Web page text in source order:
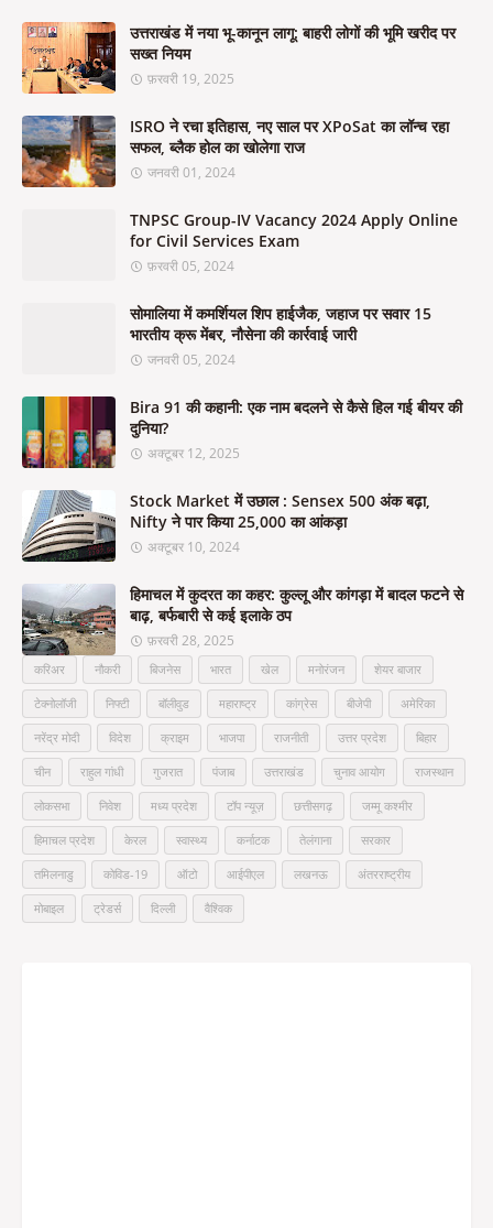
उत्तराखंड में नया भू-कानून लागू: बाहरी लोगों की भूमि खरीद पर
सख्त नियम
फ़रवरी 19, 2025
ISRO ने रचा इतिहास, नए साल पर XPoSat का लॉन्च रहा
सफल, ब्लैक होल का खोलेगा राज
जनवरी 01, 2024
TNPSC Group-IV Vacancy 2024 Apply Online
for Civil Services Exam
फ़रवरी 05, 2024
सोमालिया में कमर्शियल शिप हाईजैक, जहाज पर सवार 15
भारतीय क्रू मेंबर, नौसेना की कार्रवाई जारी
जनवरी 05, 2024
Bira 91 की कहानी: एक नाम बदलने से कैसे हिल गई बीयर की
दुनिया?
अक्टूबर 12, 2025
Stock Market में उछाल : Sensex 500 अंक बढ़ा,
Nifty ने पार किया 25,000 का आंकड़ा
अक्टूबर 10, 2024
हिमाचल में कुदरत का कहर: कुल्लू और कांगड़ा में बादल फटने से
बाढ़, बर्फबारी से कई इलाके ठप
फ़रवरी 28, 2025
करिअर नौकरी बिजनेस भारत खेल मनोरंजन शेयर बाजार
टेक्नोलॉजी निफ्टी बॉलीवुड महाराष्ट्र कांग्रेस बीजेपी अमेरिका
नरेंद्र मोदी विदेश क्राइम भाजपा राजनीती उत्तर प्रदेश बिहार
चीन राहुल गांधी गुजरात पंजाब उत्तराखंड चुनाव आयोग राजस्थान
लोकसभा निवेश मध्य प्रदेश टॉप न्यूज़ छत्तीसगढ़ जम्मू कश्मीर
हिमाचल प्रदेश केरल स्वास्थ्य कर्नाटक तेलंगाना सरकार
तमिलनाडु कोविड-19 ऑटो आईपीएल लखनऊ अंतरराष्ट्रीय
मोबाइल ट्रेडर्स दिल्ली वैश्विक